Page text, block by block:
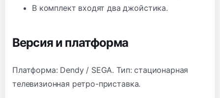
В комплект входят два джойстика.
Версия и платформа
Платформа: Dendy / SEGA. Тип: стационарная
телевизионная ретро-приставка.